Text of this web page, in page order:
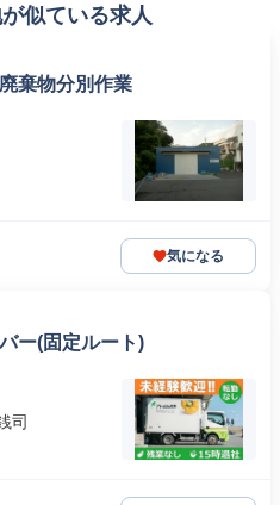
似ている求人
棄物分別作業
気になる
ー(固定ルート)
司